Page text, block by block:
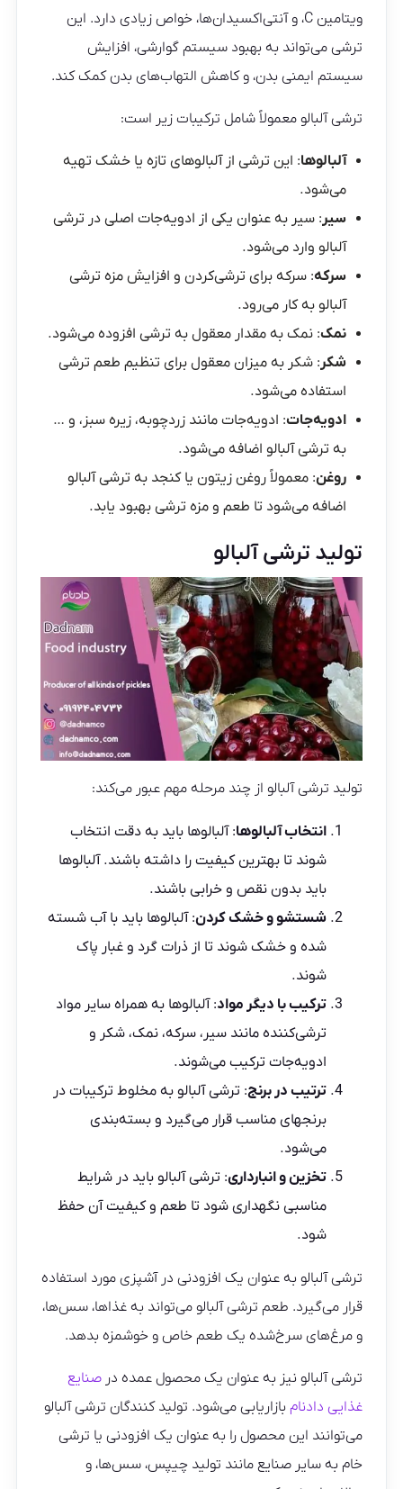
ویتامین C، و آنتی‌اکسیدان‌ها، خواص زیادی دارد. این
ترشی می‌تواند به بهبود سیستم گوارشی، افزایش
سیستم ایمنی بدن، و کاهش التهاب‌های بدن کمک کند.
ترشی آلبالو معمولاً شامل ترکیبات زیر است:
آلبالوها: این ترشی از آلبالوهای تازه یا خشک تهیه
می‌شود.
سیر: سیر به عنوان یکی از ادویه‌جات اصلی در ترشی
آلبالو وارد می‌شود.
سرکه: سرکه برای ترشی‌کردن و افزایش مزه ترشی
آلبالو به کار می‌رود.
نمک: نمک به مقدار معقول به ترشی افزوده می‌شود.
شکر: شکر به میزان معقول برای تنظیم طعم ترشی
استفاده می‌شود.
ادویه‌جات: ادویه‌جات مانند زردچوبه، زیره سبز، و …
به ترشی آلبالو اضافه می‌شود.
روغن: معمولاً روغن زیتون یا کنجد به ترشی آلبالو
اضافه می‌شود تا طعم و مزه ترشی بهبود یابد.
تولید ترشی آلبالو
تولید ترشی آلبالو از چند مرحله مهم عبور می‌کند:
انتخاب آلبالوها: آلبالوها باید به دقت انتخاب
شوند تا بهترین کیفیت را داشته باشند. آلبالوها
باید بدون نقص و خرابی باشند.
شستشو و خشک کردن: آلبالوها باید با آب شسته
شده و خشک شوند تا از ذرات گرد و غبار پاک
شوند.
ترکیب با دیگر مواد: آلبالوها به همراه سایر مواد
ترشی‌کننده مانند سیر، سرکه، نمک، شکر و
ادویه‌جات ترکیب می‌شوند.
ترتیب در برنج: ترشی آلبالو به مخلوط ترکیبات در
برنجهای مناسب قرار می‌گیرد و بسته‌بندی
می‌شود.
تخزین و انبارداری: ترشی آلبالو باید در شرایط
مناسبی نگهداری شود تا طعم و کیفیت آن حفظ
شود.
ترشی آلبالو به عنوان یک افزودنی در آشپزی مورد استفاده
قرار می‌گیرد. طعم ترشی آلبالو می‌تواند به غذاها، سس‌ها،
و مرغ‌های سرخ‌شده یک طعم خاص و خوشمزه بدهد.
ترشی آلبالو نیز به عنوان یک محصول عمده درصنایع
غذایی دادنام بازاریابی می‌شود. تولید کنندگان ترشی آلبالو
می‌توانند این محصول را به عنوان یک افزودنی یا ترشی
خام به سایر صنایع مانند تولید چیپس، سس‌ها، و